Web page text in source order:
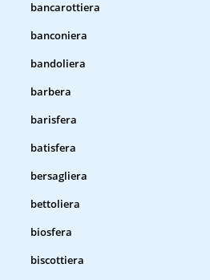
bancarottiera
banconiera
bandoliera
barbera
barisfera
batisfera
bersagliera
bettoliera
biosfera
biscottiera